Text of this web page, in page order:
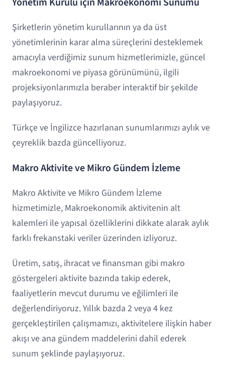
Şirketlerin yönetim kurullarının ya da üst
yönetimlerinin karar alma süreçlerini desteklemek
amacıyla verdiğimiz sunum hizmetlerimizle, güncel
makroekonomi ve piyasa görünümünü, ilgili
projeksiyonlarımızla beraber interaktif bir şekilde
paylaşıyoruz.
Türkçe ve İngilizce hazırlanan sunumlarımızı aylık ve
çeyreklik bazda güncelliyoruz.
Makro Aktivite ve Mikro Gündem İzleme
Makro Aktivite ve Mikro Gündem İzleme
hizmetimizle, Makroekonomik aktivitenin alt
kalemleri ile yapısal özelliklerini dikkate alarak aylık
farklı frekanstaki veriler üzerinden izliyoruz.
Üretim, satış, ihracat ve finansman gibi makro
göstergeleri aktivite bazında takip ederek,
faaliyetlerin mevcut durumu ve eğilimleri ile
değerlendiriyoruz. Yıllık bazda 2 veya 4 kez
gerçekleştirilen çalışmamızı, aktivitelere ilişkin haber
akışı ve ana gündem maddelerini dahil ederek
sunum şeklinde paylaşıyoruz.